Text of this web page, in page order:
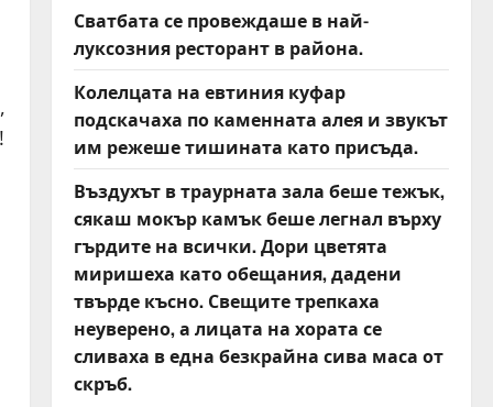
Сватбата се провеждаше в най-
луксозния ресторант в района.
Колелцата на евтиния куфар
подскачаха по каменната алея и звукът
им режеше тишината като присъда.
Въздухът в траурната зала беше тежък,
сякаш мокър камък беше легнал върху
гърдите на всички. Дори цветята
миришеха като обещания, дадени
твърде късно. Свещите трепкаха
неуверено, а лицата на хората се
сливаха в една безкрайна сива маса от
скръб.